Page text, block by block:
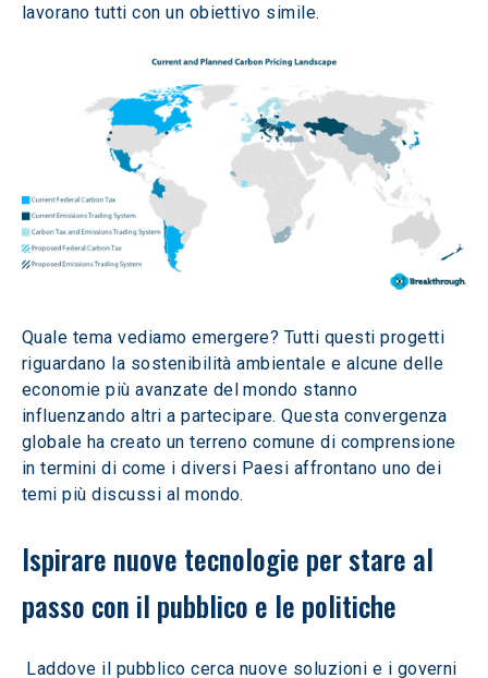
lavorano tutti con un obiettivo simile.
Quale tema vediamo emergere? Tutti questi progetti
riguardano la sostenibilità ambientale e alcune delle
economie più avanzate del mondo stanno
influenzando altri a partecipare. Questa convergenza
globale ha creato un terreno comune di comprensione
in termini di come i diversi Paesi affrontano uno dei
temi più discussi al mondo.
Ispirare nuove tecnologie per stare al
passo con il pubblico e le politiche